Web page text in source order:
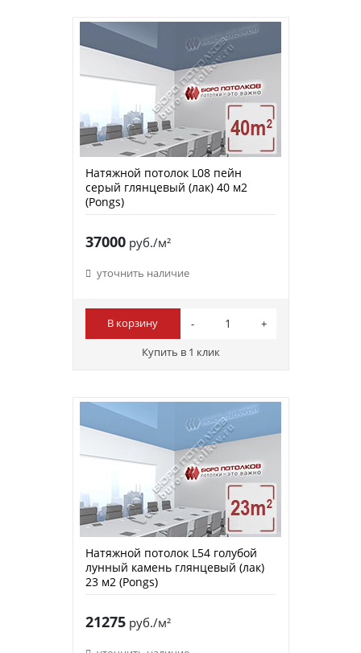
Натяжной потолок L08 пейн
серый глянцевый (лак) 40 м2
(Pongs)
37000руб./м²
уточнить наличие
В корзину
Купить в 1 клик
Натяжной потолок L54 голубой
лунный камень глянцевый (лак)
23 м2 (Pongs)
21275руб./м²